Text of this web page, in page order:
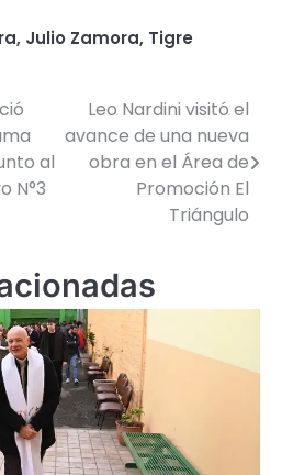
, Julio Zamora, Tigre
al
N°3
Leo Nardini visitó el
avance de una nueva
obra en el Área de
Promoción El
Triángulo